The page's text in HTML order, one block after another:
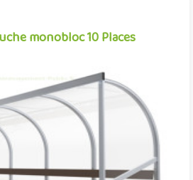
monobloc 10 Places
monobloc 10 Places
collectifs, le banc de touche est un
de l’aménagement des stades et des
terra..
Offre partenaire